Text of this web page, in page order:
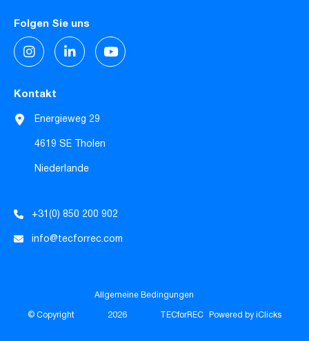
Folgen Sie uns
Kontakt
Energieweg 29
4619 SE Tholen
Niederlande
+31(0) 850 200 902
info@tecforrec.com
© Copyright 2026 TECforREC Powered by iClicks
Allgemeine Bedingungen